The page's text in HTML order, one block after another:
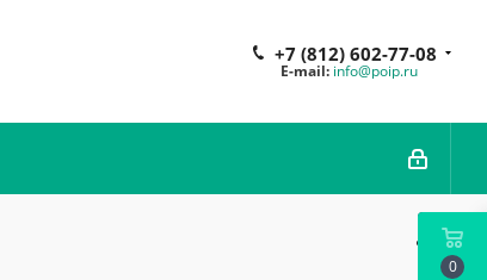
+7 (812) 602-77-08
E-mail: info@poip.ru
0